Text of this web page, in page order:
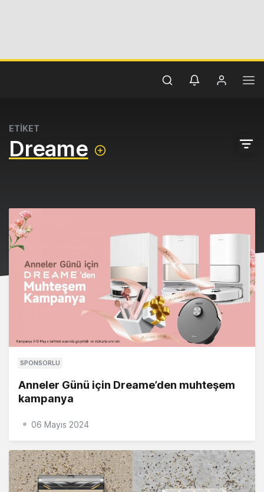
ETİKET
Dreame
SPONSORLU
Anneler Günü için Dreame’den muhteşem
kampanya
06 Mayıs 2024